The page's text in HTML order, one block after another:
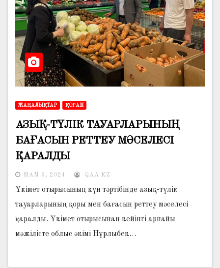
ЖАҢАЛЫҚТАР ҚОҒАМ
АЗЫҚ-ТҮЛІК ТАУАРЛАРЫНЫҢ
БАҒАСЫН РЕТТЕУ МӘСЕЛЕСІ
ҚАРАЛДЫ
МАМ 3, 2024 QAA.KZ
Үкімет отырысының күн тәртібінде азық-түлік
тауарларының қоры мен бағасын реттеу мәселесі
қаралды. Үкімет отырысынан кейінгі арнайы
мәжілісте облыс әкімі Нұрлыбек…